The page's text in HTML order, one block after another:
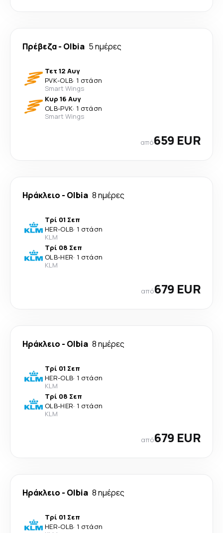
Πρέβεζα- Olbia 5 ημέρες
Τετ 12 Αυγ
PVK-OLB· 1 στάση
Smart Wings
Κυρ 16 Αυγ
OLB-PVK· 1 στάση
Smart Wings
από659 EUR
Ηράκλειο - Olbia 8 ημέρες
Τρί 01 Σεπ
HER-OLB· 1 στάση
KLM
Τρί 08 Σεπ
OLB-HER· 1 στάση
KLM
από679 EUR
Ηράκλειο - Olbia 8 ημέρες
Τρί 01 Σεπ
HER-OLB· 1 στάση
KLM
Τρί 08 Σεπ
OLB-HER· 1 στάση
KLM
από679 EUR
Ηράκλειο - Olbia 8 ημέρες
Τρί 01 Σεπ
HER-OLB· 1 στάση